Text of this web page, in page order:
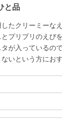
と品
たクリーミーな
プリプリのえび
が入っているの
いという方におす